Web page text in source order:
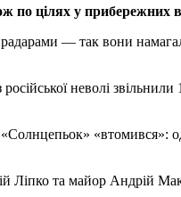
по цілях у прибережних
— так вони
неволі
«втомився»:
Ліпко та майор Андрій